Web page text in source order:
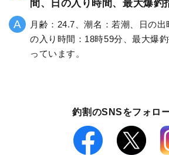
間、日の入り時間、最大爆釣
月齢：24.7、潮名：若潮、日の
の入り時間：18時59分、最大爆
っています。
釣割のSNSをフォロ